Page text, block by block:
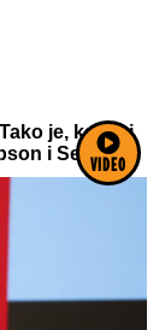
VIDEO
i Marko
intimnog
u "puntu"
VIDEO)